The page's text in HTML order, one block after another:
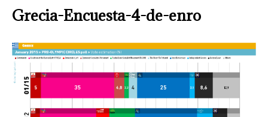
Grecia-Encuesta-4-de-enro